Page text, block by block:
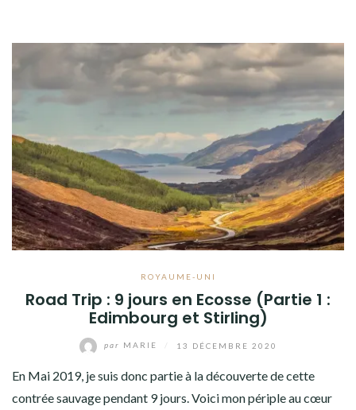
ROYAUME-UNI
Road Trip : 9 jours en Ecosse (Partie 1 :
Edimbourg et Stirling)
par MARIE 13 DÉCEMBRE 2020
En Mai 2019, je suis donc partie à la découverte de cette
contrée sauvage pendant 9 jours. Voici mon périple au cœur